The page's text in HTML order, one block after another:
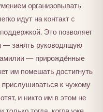
организовывать
идут на контакт с
Это позволяет
— занять руководящую
— прирождённые
им помешать достигнуть
к чужому
и никто им в этом не